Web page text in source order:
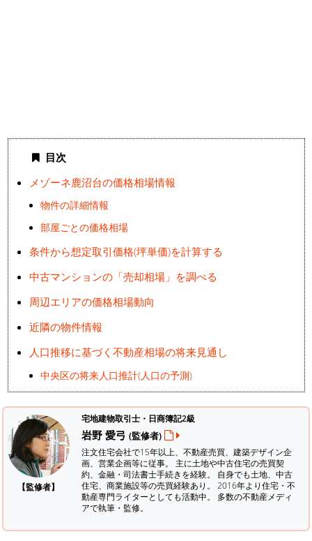
目次
メゾーネ鹿沼台の価格相場情報
物件の詳細情報
部屋ごとの価格相場
条件から想定取引価格(坪単価)を計算する
中古マンションの「売却相場」を調べる
周辺エリアの価格相場動向
近隣の物件情報
人口推移に基づく不動産相場の将来見通し
中央区の将来人口推計(人口の予測)
【監修者】
宅地建物取引士・日商簿記2級
岩野 愛弓 (監修者)
注文住宅会社で15年以上、不動産売買、建築デザイン企
画、営業企画等に従事。 主に土地や中古住宅の売買契
約、金融・司法書士手続きを経験。 自身でも土地、中古
住宅、商業施設等の売買経験あり。 2016年より住宅・不
動産専門ライターとしても活動中。 多数の不動産メディ
アで執筆・監修。